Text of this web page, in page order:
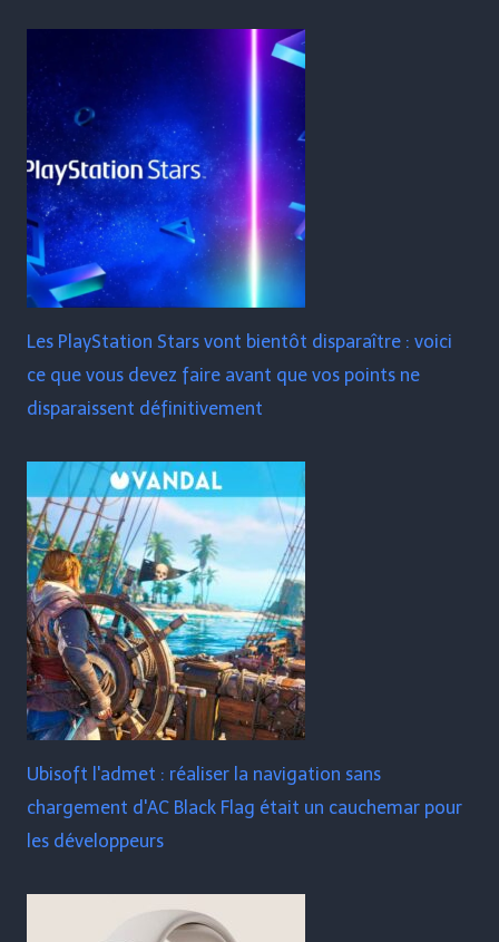
Les PlayStation Stars vont bientôt disparaître : voici
ce que vous devez faire avant que vos points ne
disparaissent définitivement
Ubisoft l'admet : réaliser la navigation sans
chargement d'AC Black Flag était un cauchemar pour
les développeurs